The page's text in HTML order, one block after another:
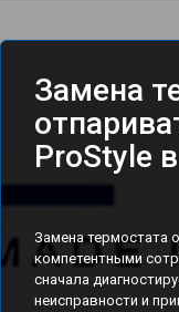
Замена
ProStyle
Замена термостата
компетентными
сначала
неисправности и